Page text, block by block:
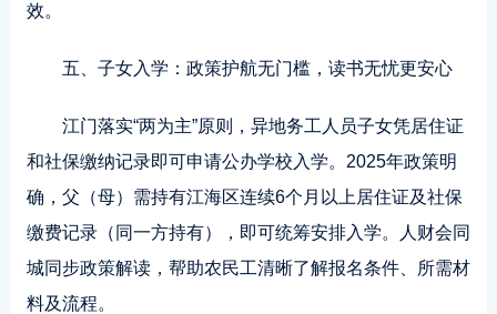
效。
五、子女入学：政策护航无门槛，读书无忧更安心
江门落实“两为主”原则，异地务工人员子女凭居住证
和社保缴纳记录即可申请公办学校入学。2025年政策明
确，父（母）需持有江海区连续6个月以上居住证及社保
缴费记录（同一方持有），即可统筹安排入学。人财会同
城同步政策解读，帮助农民工清晰了解报名条件、所需材
料及流程。